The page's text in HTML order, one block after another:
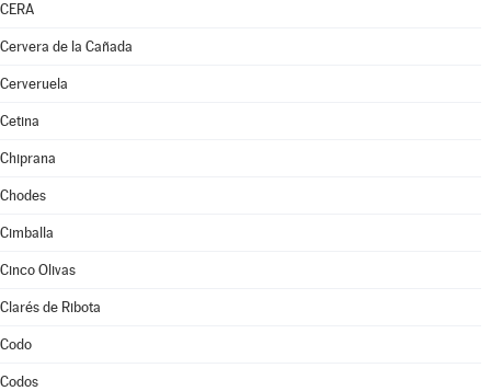
CERA
Cervera de la Cañada
Cerveruela
Cetina
Chiprana
Chodes
Cimballa
Cinco Olivas
Clarés de Ribota
Codo
Codos